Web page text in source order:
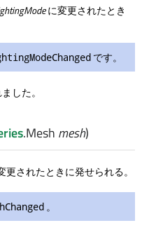
に変更されたとき
です。
した。
.Mesh mesh)
更されたときに発せられる。
。